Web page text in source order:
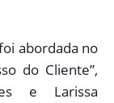
abordada no
do Cliente”,
e Larissa